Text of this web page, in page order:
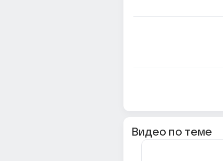
Видео по теме